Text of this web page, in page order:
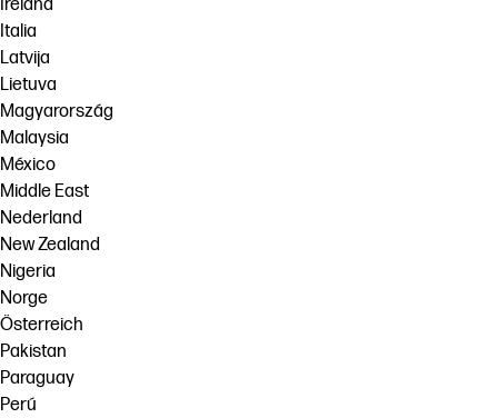
Ireland
Italia
Latvija
Lietuva
Magyarország
Malaysia
México
Middle East
Nederland
New Zealand
Nigeria
Norge
Österreich
Pakistan
Paraguay
Perú